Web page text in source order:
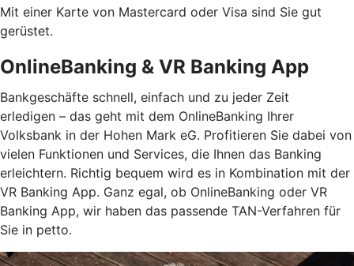
Mit einer Karte von Mastercard oder Visa sind Sie gut
gerüstet.
OnlineBanking & VR Banking App
Bankgeschäfte schnell, einfach und zu jeder Zeit
erledigen – das geht mit dem OnlineBanking Ihrer
Volksbank in der Hohen Mark eG. Profitieren Sie dabei von
vielen Funktionen und Services, die Ihnen das Banking
erleichtern. Richtig bequem wird es in Kombination mit der
VR Banking App. Ganz egal, ob OnlineBanking oder VR
Banking App, wir haben das passende TAN-Verfahren für
Sie in petto.